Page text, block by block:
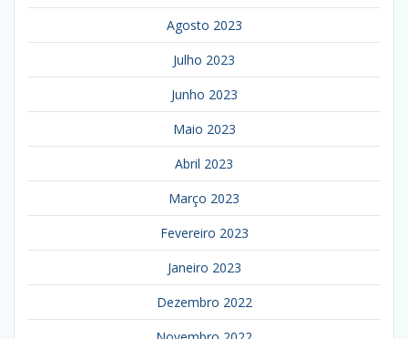
Agosto 2023
Julho 2023
Junho 2023
Maio 2023
Abril 2023
Março 2023
Fevereiro 2023
Janeiro 2023
Dezembro 2022